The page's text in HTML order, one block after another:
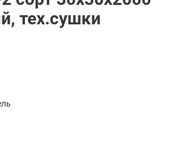
тех.сушки